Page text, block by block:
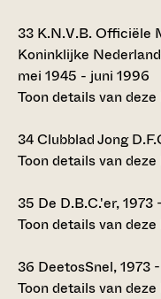
33 K.N.V.B. Officiële
Koninklijke
mei 1945 - juni 1996
Toon details van
34Clubblad Jong
Toon details van
35 De D.B.C.'er, 1973
Toon details van
36 DeetosSnel, 1973
Toon details van